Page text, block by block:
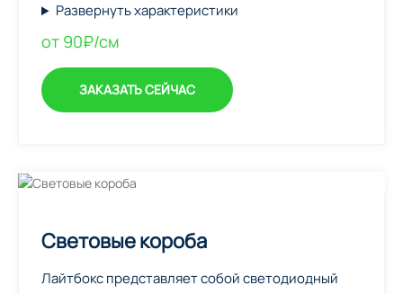
Развернуть характеристики
от 90₽/см
ЗАКАЗАТЬ СЕЙЧАС
Световые короба
Лайтбокс представляет собой светодиодный